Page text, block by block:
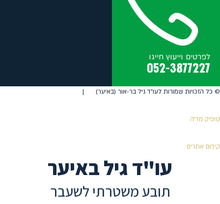
לפרטים וייעוץ חייגו
052-3877227
©️ כל הזכויות שמורות לעו"ד גיל בר-אור (באיער) |
טופיק מדיה
קידום אתרים
עו"ד גיל באיער
תובע משטרתי לשעבר